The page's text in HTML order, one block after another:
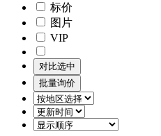
标价
图片
VIP